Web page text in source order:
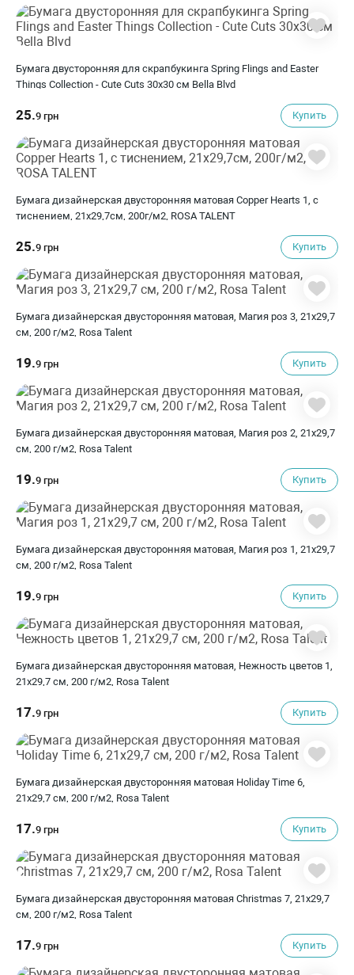
Бумага двусторонняя для скрапбукинга Spring Flings and Easter
Things Collection - Cute Cuts 30х30 см Bella Blvd
25.9 грн Купить
Бумага дизайнерская двусторонняя матовая Copper Hearts 1, с
тиснением, 21х29,7см, 200г/м2, ROSA TALENT
25.9 грн Купить
Бумага дизайнерская двусторонняя матовая, Магия роз 3, 21х29,7
см, 200 г/м2, Rosa Talent
19.9 грн Купить
Бумага дизайнерская двусторонняя матовая, Магия роз 2, 21х29,7
см, 200 г/м2, Rosa Talent
19.9 грн Купить
Бумага дизайнерская двусторонняя матовая, Магия роз 1, 21х29,7
см, 200 г/м2, Rosa Talent
19.9 грн Купить
Бумага дизайнерская двусторонняя матовая, Нежность цветов 1,
21х29,7 см, 200 г/м2, Rosa Talent
17.9 грн Купить
Бумага дизайнерская двусторонняя матовая Holiday Time 6,
21х29,7 см, 200 г/м2, Rosa Talent
17.9 грн Купить
Бумага дизайнерская двусторонняя матовая Christmas 7, 21х29,7
см, 200 г/м2, Rosa Talent
17.9 грн Купить